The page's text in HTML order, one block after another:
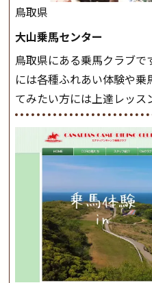
したら、 次は部班にて駈歩
しょう。 ステップクラス
まとめをします。 三種歩法
の扶助操作や誘導方法を
◆馬場使用状況により、使
たしますのでご了承くだ
が、落雷・強風等のより
く場合がございます。 ◆
会や講習会等により、一
ございます。 その際、ご
前にご連絡いたします。
はこちら
鳥取県
大山乗馬センター
鳥取県にある乗馬クラブで
には各種ふれあい体験や乗
てみたい方には上達レッス
方に幅広くお楽しみいただ
また、お手軽（低価格）
つことのできる乗馬クラ
ーツ競技として、老若男
しみいただいています。
休み期間中は無休で営業
お越しください！大山乗